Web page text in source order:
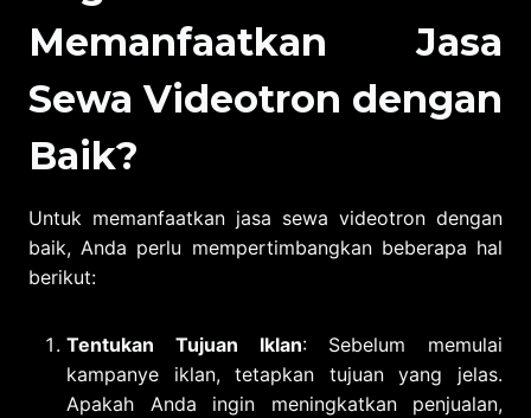
Memanfaatkan Jasa
Sewa Videotron dengan
Baik?
Untuk memanfaatkan jasa sewa videotron dengan
baik, Anda perlu mempertimbangkan beberapa hal
berikut:
Tentukan Tujuan Iklan: Sebelum memulai
kampanye iklan, tetapkan tujuan yang jelas.
Apakah Anda ingin meningkatkan penjualan,